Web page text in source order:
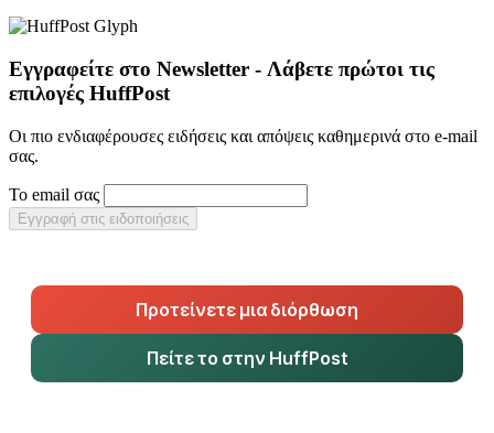
Εγγραφείτε στο Newsletter - Λάβετε πρώτοι τις
επιλογές HuffPost
Οι πιο ενδιαφέρουσες ειδήσεις και απόψεις καθημερινά στο e-mail
σας.
Το email σας
Εγγραφή στις ειδοποιήσεις
Προτείνετε μια διόρθωση
Πείτε το στην HuffPost